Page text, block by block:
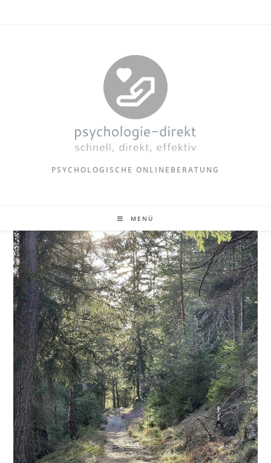
PSYCHOLOGISCHE ONLINEBERATUNG
MENÜ